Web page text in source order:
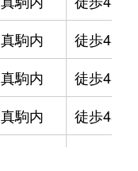
真駒内
徒歩45分
真駒内
徒歩45分
真駒内
徒歩45分